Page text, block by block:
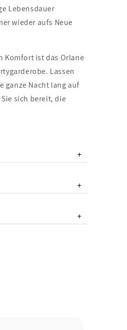
Lebensdauer
wieder aufs Neue
Komfort ist das Orlane
Lassen
ganze Nacht lang auf
sich bereit, die
+
+
+